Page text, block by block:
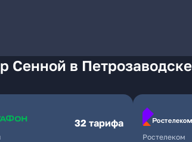
Сенной в Петрозаводске
32 тарифа
Ростелеком